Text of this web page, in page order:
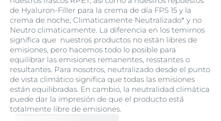
de Hyaluron-Filler para la crema de día FPS 15 y la
crema de noche, Climaticamente Neutralizado* y no
Neutro climaticamente. La diferencia en los temirnos
significa que nuestros productos no están libres de
emisiones, pero hacemos todo lo posible para
equilibrar las emisiones remanentes, resstantes o
resultantes. Para nosotros, neutralizado desde el punto
de vista climático significa que todas las emisiones
están equilibradas. En cambio, la neutralidad climática
puede dar la impresión de que el producto está
totalmente libre de emisiones.